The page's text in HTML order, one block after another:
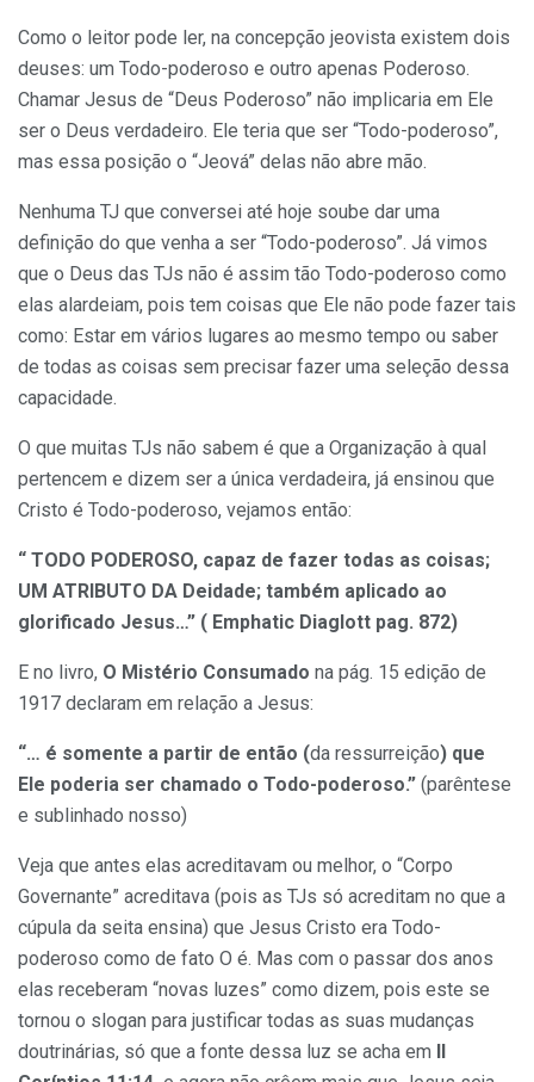
Como o leitor pode ler, na concepção jeovista existem dois
deuses: um Todo-poderoso e outro apenas Poderoso.
Chamar Jesus de “Deus Poderoso” não implicaria em Ele
ser o Deus verdadeiro. Ele teria que ser “Todo-poderoso”,
mas essa posição o “Jeová” delas não abre mão.
Nenhuma TJ que conversei até hoje soube dar uma
definição do que venha a ser “Todo-poderoso”. Já vimos
que o Deus das TJs não é assim tão Todo-poderoso como
elas alardeiam, pois tem coisas que Ele não pode fazer tais
como: Estar em vários lugares ao mesmo tempo ou saber
de todas as coisas sem precisar fazer uma seleção dessa
capacidade.
O que muitas TJs não sabem é que a Organização à qual
pertencem e dizem ser a única verdadeira, já ensinou que
Cristo é Todo-poderoso, vejamos então:
“ TODO PODEROSO, capaz de fazer todas as coisas;
UM ATRIBUTO DA Deidade; também aplicado ao
glorificado Jesus…” ( Emphatic Diaglott pag. 872)
E no livro, O Mistério Consumado na pág. 15 edição de
1917 declaram em relação a Jesus:
“… é somente a partir de então (da ressurreição) que
Ele poderia ser chamado o Todo-poderoso.” (parêntese
e sublinhado nosso)
Veja que antes elas acreditavam ou melhor, o “Corpo
Governante” acreditava (pois as TJs só acreditam no que a
cúpula da seita ensina) que Jesus Cristo era Todo-
poderoso como de fato O é. Mas com o passar dos anos
elas receberam “novas luzes” como dizem, pois este se
tornou o slogan para justificar todas as suas mudanças
doutrinárias, só que a fonte dessa luz se acha em II